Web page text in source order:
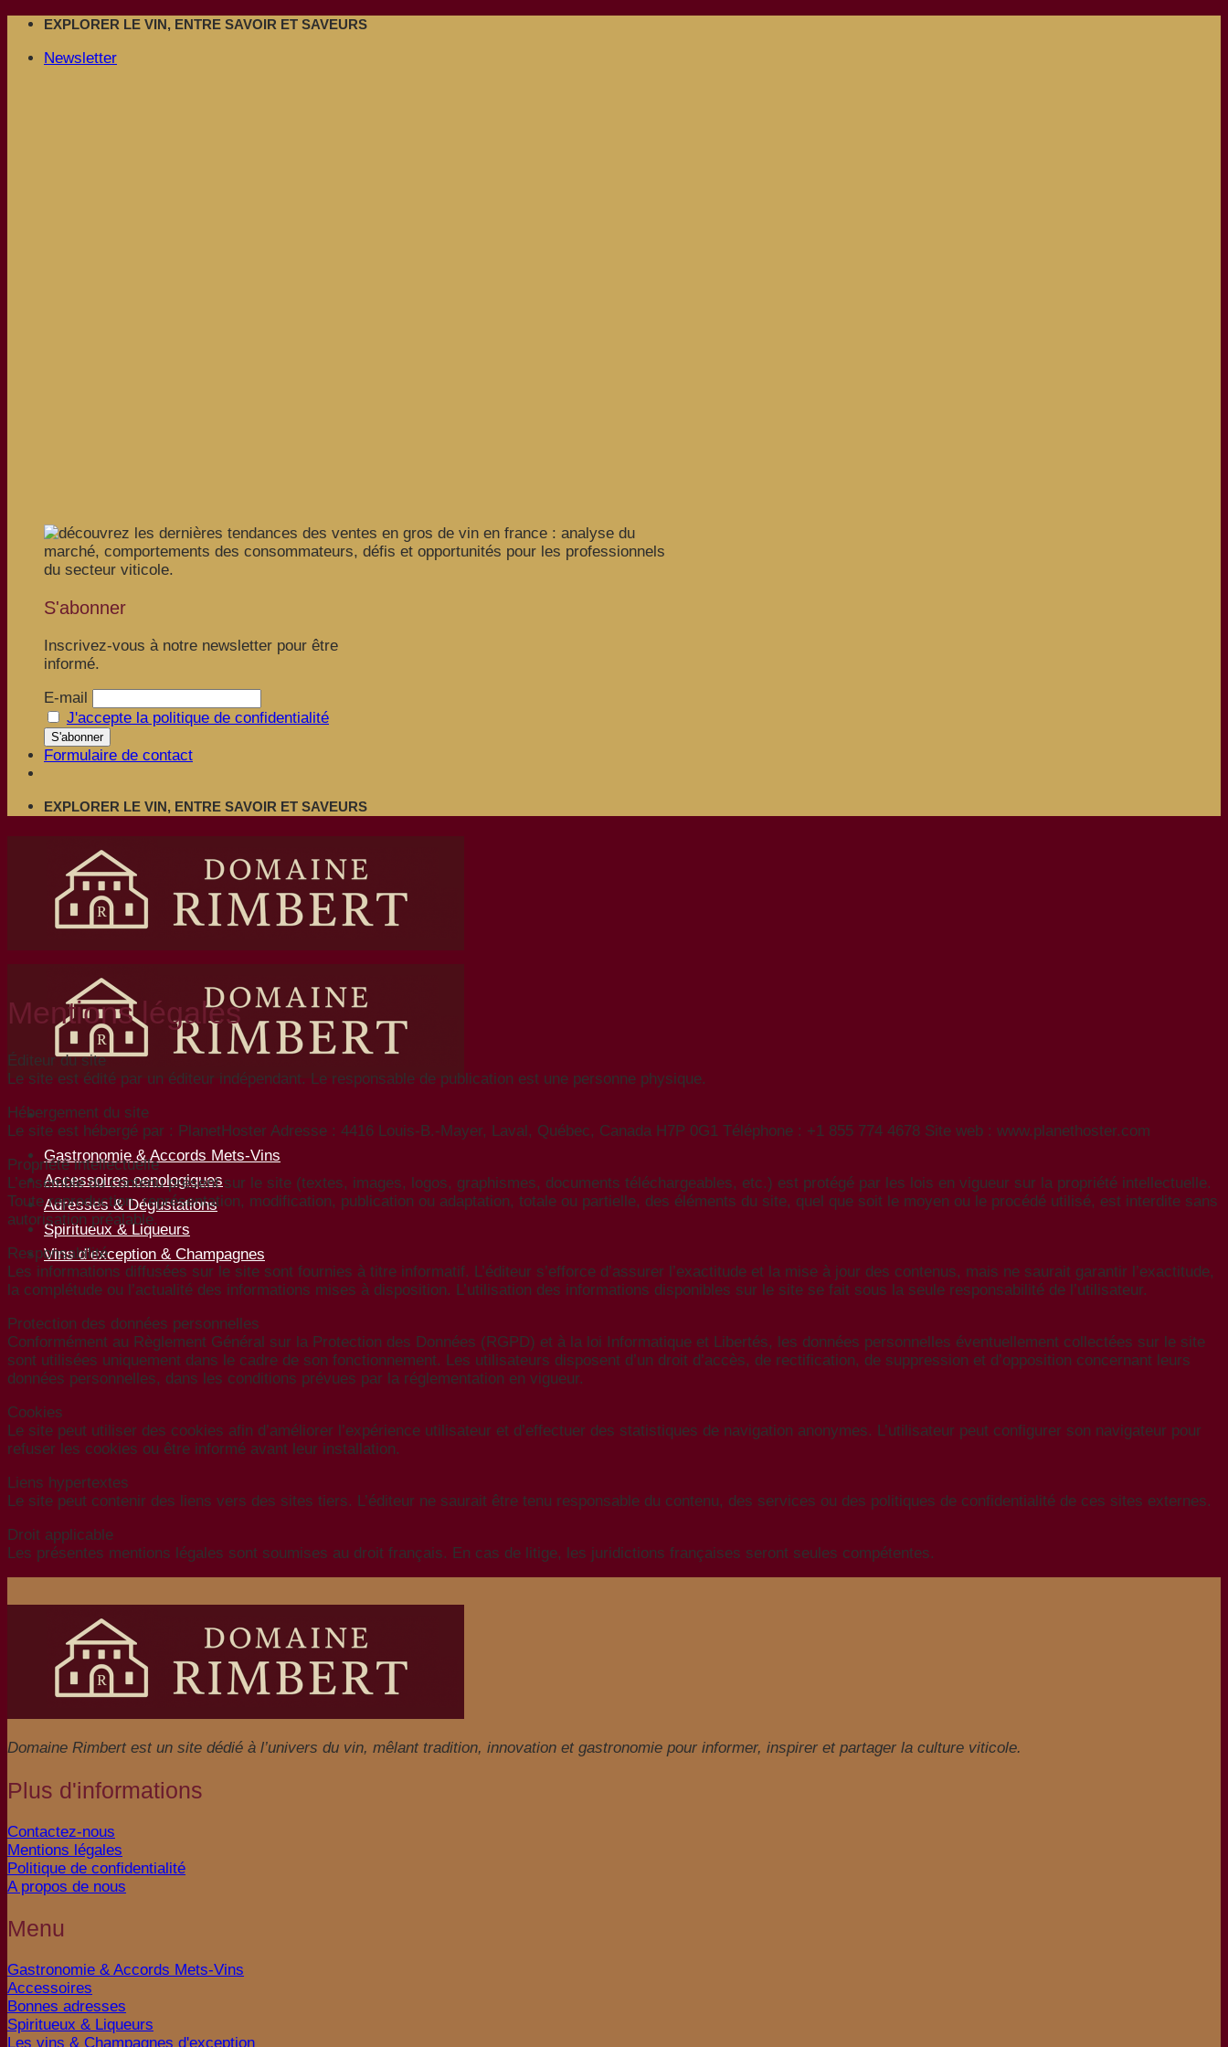
Passer
contenu
EXPLORER LE VIN, ENTRE SAVOIR ET SAVEURS
Newsletter
S'abonner
Inscrivez-vous à notre newsletter pour être
informé.
E-mail
J'accepte la politique de confidentialité
Formulaire de contact
EXPLORER LE VIN, ENTRE SAVOIR ET SAVEURS
Gastronomie & Accords Mets-Vins
Accessoires oenologiques
Adresses & Dégustations
Spiritueux & Liqueurs
Vins d’exception & Champagnes
Mentions légales
Éditeur du site
Le site est édité par un éditeur indépendant. Le responsable de publication est une personne physique.
Hébergement du site
Le site est hébergé par : PlanetHoster Adresse : 4416 Louis-B.-Mayer, Laval, Québec, Canada H7P 0G1 Téléphone : +1 855 774 4678 Site web : www.planethoster.com
Propriété intellectuelle
L’ensemble du contenu présent sur le site (textes, images, logos, graphismes, documents téléchargeables, etc.) est protégé par les lois en vigueur sur la propriété intellectuelle.
Toute reproduction, représentation, modification, publication ou adaptation, totale ou partielle, des éléments du site, quel que soit le moyen ou le procédé utilisé, est interdite sans
autorisation préalable.
Responsabilité
Les informations diffusées sur le site sont fournies à titre informatif. L’éditeur s’efforce d’assurer l’exactitude et la mise à jour des contenus, mais ne saurait garantir l’exactitude,
la complétude ou l’actualité des informations mises à disposition. L’utilisation des informations disponibles sur le site se fait sous la seule responsabilité de l’utilisateur.
Protection des données personnelles
Conformément au Règlement Général sur la Protection des Données (RGPD) et à la loi Informatique et Libertés, les données personnelles éventuellement collectées sur le site
sont utilisées uniquement dans le cadre de son fonctionnement. Les utilisateurs disposent d’un droit d’accès, de rectification, de suppression et d’opposition concernant leurs
données personnelles, dans les conditions prévues par la réglementation en vigueur.
Cookies
Le site peut utiliser des cookies afin d’améliorer l’expérience utilisateur et d’effectuer des statistiques de navigation anonymes. L’utilisateur peut configurer son navigateur pour
refuser les cookies ou être informé avant leur installation.
Liens hypertextes
Le site peut contenir des liens vers des sites tiers. L’éditeur ne saurait être tenu responsable du contenu, des services ou des politiques de confidentialité de ces sites externes.
Droit applicable
Les présentes mentions légales sont soumises au droit français. En cas de litige, les juridictions françaises seront seules compétentes.
Domaine Rimbert est un site dédié à l’univers du vin, mêlant tradition, innovation et gastronomie pour informer, inspirer et partager la culture viticole.
Plus d'informations
Contactez-nous
Mentions légales
Politique de confidentialité
A propos de nous
Menu
Gastronomie & Accords Mets-Vins
Accessoires
Bonnes adresses
Spiritueux & Liqueurs
Les vins & Champagnes d'exception